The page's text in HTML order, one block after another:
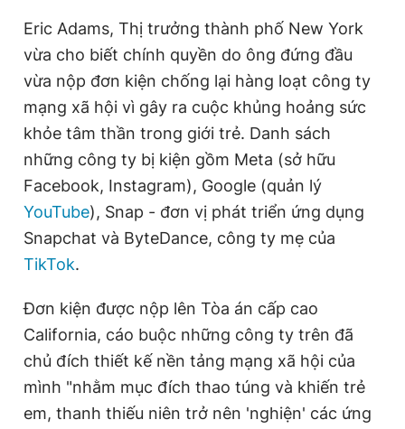
Sản phẩm khác
Tiện ích Bạn cần biết
Thông tin tòa soạn Liên hệ quảng cáo
Đọc Thanh Niên trên điện thoại
Theo dõi báo trên
Hotline Liên hệ quảng cáo
Eric Adams, Thị trưởng thành phố New York
vừa cho biết chính quyền do ông đứng đầu
vừa nộp đơn kiện chống lại hàng loạt công ty
mạng xã hội vì gây ra cuộc khủng hoảng sức
khỏe tâm thần trong giới trẻ. Danh sách
những công ty bị kiện gồm Meta (sở hữu
Facebook, Instagram), Google (quản lý
YouTube), Snap - đơn vị phát triển ứng dụng
Snapchat và ByteDance, công ty mẹ của
TikTok.
Đơn kiện được nộp lên Tòa án cấp cao
California, cáo buộc những công ty trên đã
chủ đích thiết kế nền tảng mạng xã hội của
mình "nhằm mục đích thao túng và khiến trẻ
em, thanh thiếu niên trở nên 'nghiện' các ứng